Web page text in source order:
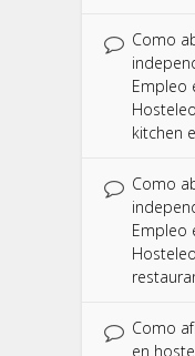
Como
Empleo
Hosteleo
kitchen
Como
Empleo
Hosteleo
Como
en